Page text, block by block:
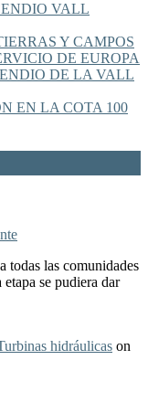
VALL
Y CAMPOS
DE EUROPA
DE LA VALL
EN LA COTA 100
todas las comunidades
se pudiera dar
hidráulicas on